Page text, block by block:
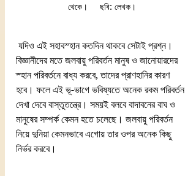
থেকে।     ছবি: লেখক।
বিজ্ঞানীদের মতে জলবায়ু পরিবর্তন মানুষ ও জানোয়ারদের
স্হান পরিবর্তনে বাধ্য করবে, তাদের প্রাণহানির কারণ
হবে। ফলে এই ভূ-ভাগে ভবিষ্যতে অনেক রকম পরিবর্তন
দেখা দেবে বাস্তুতন্ত্রে। সময়ই বলবে বাদাবনের বাঘ ও
মানুষের সম্পর্ক কেমন হতে চলেছে। জলবায়ু পরিবর্তন
নিয়ে দুনিয়া কেমনভাবে এগোয় তার ওপর অনেক কিছু
নির্ভর করবে।